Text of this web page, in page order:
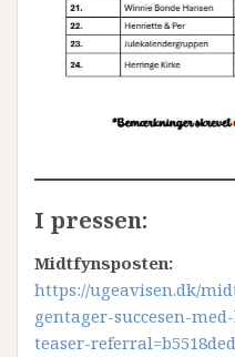
I pressen:
Midtfynsposten:
https://ugeavisen.dk/
gentager-succesen-
teaser-